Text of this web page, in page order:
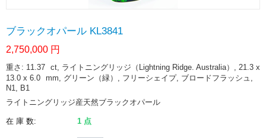
ブラックオパール KL3841
2,750,000 円
重さ: 11.37 ct, ライトニングリッジ（Lightning Ridge. Australia）, 21.3 x
13.0 x 6.0 mm, グリーン（緑）, フリーシェイプ, ブロードフラッシュ,
N1, B1
ライトニングリッジ産天然ブラックオパール
在 庫 数: 1 点